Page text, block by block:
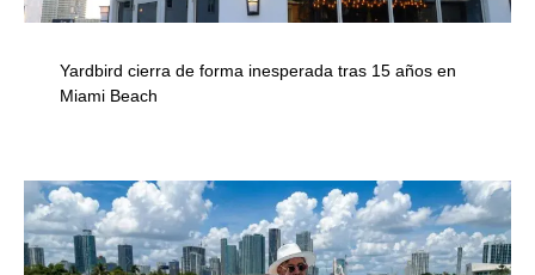
Yardbird cierra de forma inesperada tras 15 años en
Miami Beach